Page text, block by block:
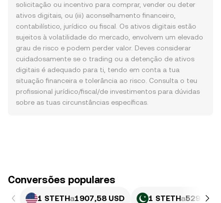
solicitação ou incentivo para comprar, vender ou deter
ativos digitais, ou (iii) aconselhamento financeiro,
contabilístico, jurídico ou fiscal. Os ativos digitais estão
sujeitos à volatilidade do mercado, envolvem um elevado
grau de risco e podem perder valor. Deves considerar
cuidadosamente se o trading ou a detenção de ativos
digitais é adequado para ti, tendo em conta a tua
situação financeira e tolerância ao risco. Consulta o teu
profissional jurídico/fiscal/de investimentos para dúvidas
sobre as tuas circunstâncias específicas.
Conversões populares
1 STETHa1907,58 USD 1 STETHa529